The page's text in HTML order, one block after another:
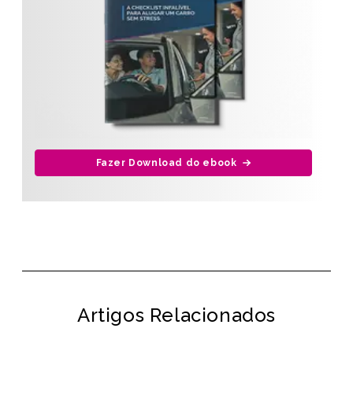
Fazer Download do ebook
Artigos Relacionados